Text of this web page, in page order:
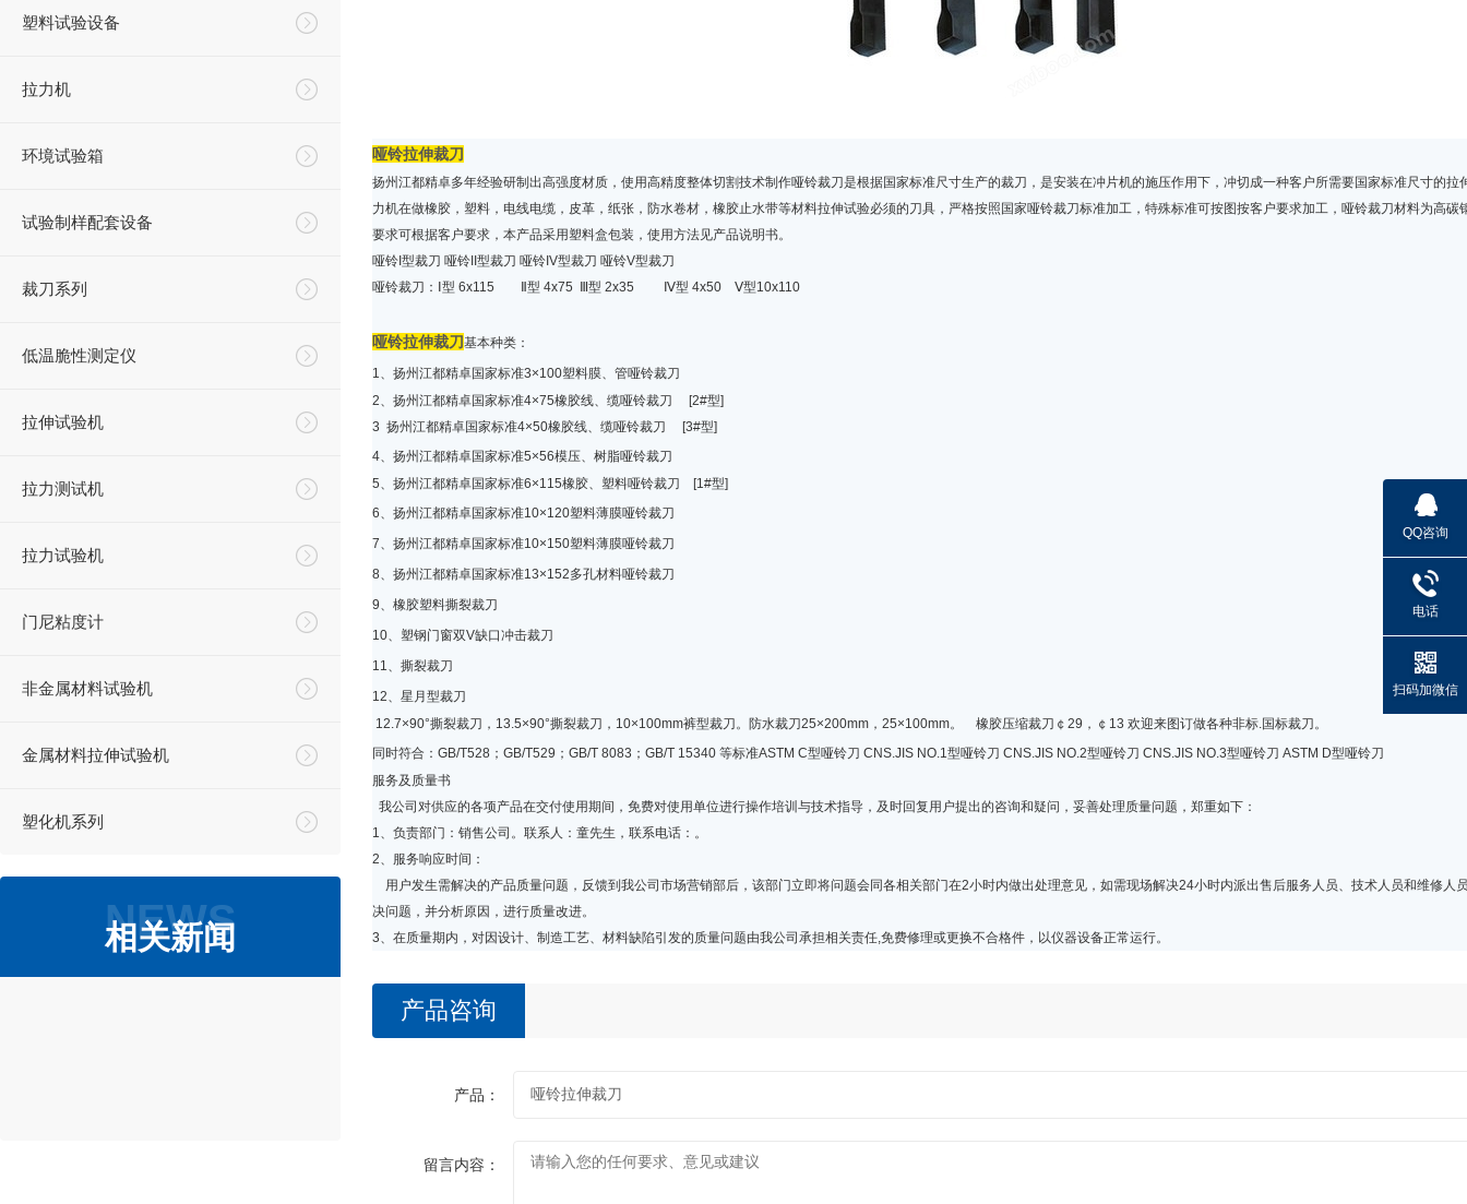
塑料试验设备
拉力机
环境试验箱
试验制样配套设备
裁刀系列
低温脆性测定仪
拉伸试验机
拉力测试机
拉力试验机
门尼粘度计
非金属材料试验机
金属材料拉伸试验机
塑化机系列
NEWS
相关新闻
哑铃拉伸裁刀
扬州江都精卓多年经验研制出高强度材质，使用高精度整体切割技术制作哑铃裁刀是根据国家标准尺寸生产的裁刀，是安装在冲片机的施压作用下，冲切成一种客户所需要国家标准尺寸的拉
力机在做橡胶，塑料，电线电缆，皮革，纸张，防水卷材，橡胶止水带等材料拉伸试验必须的刀具，严格按照国家哑铃裁刀标准加工，特殊标准可按图按客户要求加工，哑铃裁刀材料为高碳
要求可根据客户要求，本产品采用塑料盒包装，使用方法见产品说明书。
哑铃I型裁刀 哑铃II型裁刀 哑铃IV型裁刀 哑铃V型裁刀
哑铃裁刀：Ⅰ型 6x115 Ⅱ型 4x75 Ⅲ型 2x35 Ⅳ型 4x50 Ⅴ型10x110
哑铃拉伸裁刀基本种类：
1、扬州江都精卓国家标准3×100塑料膜、管哑铃裁刀
2、扬州江都精卓国家标准4×75橡胶线、缆哑铃裁刀 [2#型]
3 扬州江都精卓国家标准4×50橡胶线、缆哑铃裁刀 [3#型]
4、扬州江都精卓国家标准5×56模压、树脂哑铃裁刀
5、扬州江都精卓国家标准6×115橡胶、塑料哑铃裁刀 [1#型]
6、扬州江都精卓国家标准10×120塑料薄膜哑铃裁刀
7、扬州江都精卓国家标准10×150塑料薄膜哑铃裁刀
8、扬州江都精卓国家标准13×152多孔材料哑铃裁刀
9、橡胶塑料撕裂裁刀
10、塑钢门窗双V缺口冲击裁刀
11、撕裂裁刀
12、星月型裁刀
12.7×90°撕裂裁刀，13.5×90°撕裂裁刀，10×100mm裤型裁刀。防水裁刀25×200mm，25×100mm。 橡胶压缩裁刀￠29，￠13 欢迎来图订做各种非标.国标裁刀。
同时符合：GB/T528；GB/T529；GB/T 8083；GB/T 15340 等标准ASTM C型哑铃刀 CNS.JIS NO.1型哑铃刀 CNS.JIS NO.2型哑铃刀 CNS.JIS NO.3型哑铃刀 ASTM D型哑铃刀
服务及质量书
我公司对供应的各项产品在交付使用期间，免费对使用单位进行操作培训与技术指导，及时回复用户提出的咨询和疑问，妥善处理质量问题，郑重如下：
1、负责部门：销售公司。联系人：童先生，联系电话：。
2、服务响应时间：
用户发生需解决的产品质量问题，反馈到我公司市场营销部后，该部门立即将问题会同各相关部门在2小时内做出处理意见，如需现场解决24小时内派出售后服务人员、技术人员和维修人
决问题，并分析原因，进行质量改进。
3、在质量期内，对因设计、制造工艺、材料缺陷引发的质量问题由我公司承担相关责任,免费修理或更换不合格件，以仪器设备正常运行。
产品咨询
产品：
留言内容：
QQ咨询
电话
扫码加微信